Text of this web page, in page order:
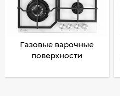
Газовые варочные
поверхности